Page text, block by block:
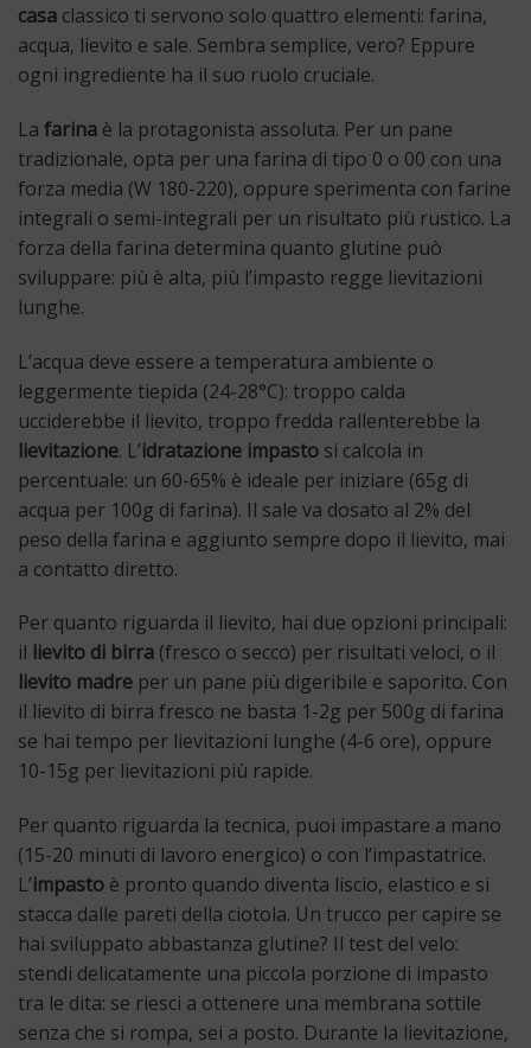
casa classico ti servono solo quattro elementi: farina,
acqua, lievito e sale. Sembra semplice, vero? Eppure
ogni ingrediente ha il suo ruolo cruciale.
La farina è la protagonista assoluta. Per un pane
tradizionale, opta per una farina di tipo 0 o 00 con una
forza media (W 180-220), oppure sperimenta con farine
integrali o semi-integrali per un risultato più rustico. La
forza della farina determina quanto glutine può
sviluppare: più è alta, più l’impasto regge lievitazioni
lunghe.
L’acqua deve essere a temperatura ambiente o
leggermente tiepida (24-28°C): troppo calda
ucciderebbe il lievito, troppo fredda rallenterebbe la
lievitazione. L’idratazione impasto si calcola in
percentuale: un 60-65% è ideale per iniziare (65g di
acqua per 100g di farina). Il sale va dosato al 2% del
peso della farina e aggiunto sempre dopo il lievito, mai
a contatto diretto.
Per quanto riguarda il lievito, hai due opzioni principali:
il lievito di birra (fresco o secco) per risultati veloci, o il
lievito madre per un pane più digeribile e saporito. Con
il lievito di birra fresco ne basta 1-2g per 500g di farina
se hai tempo per lievitazioni lunghe (4-6 ore), oppure
10-15g per lievitazioni più rapide.
Per quanto riguarda la tecnica, puoi impastare a mano
(15-20 minuti di lavoro energico) o con l’impastatrice.
L’impasto è pronto quando diventa liscio, elastico e si
stacca dalle pareti della ciotola. Un trucco per capire se
hai sviluppato abbastanza glutine? Il test del velo:
stendi delicatamente una piccola porzione di impasto
tra le dita: se riesci a ottenere una membrana sottile
senza che si rompa, sei a posto. Durante la lievitazione,